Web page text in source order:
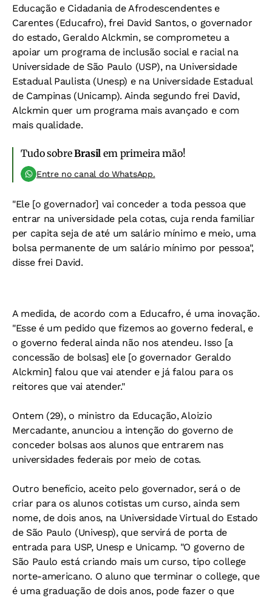
Educação e Cidadania de Afrodescendentes e
Carentes (Educafro), frei David Santos, o governador
do estado, Geraldo Alckmin, se comprometeu a
apoiar um programa de inclusão social e racial na
Universidade de São Paulo (USP), na Universidade
Estadual Paulista (Unesp) e na Universidade Estadual
de Campinas (Unicamp). Ainda segundo frei David,
Alckmin quer um programa mais avançado e com
mais qualidade.
Tudo sobreBrasil em primeira mão!
Entre no canal do WhatsApp.
"Ele [o governador] vai conceder a toda pessoa que
entrar na universidade pela cotas, cuja renda familiar
per capita seja de até um salário mínimo e meio, uma
bolsa permanente de um salário mínimo por pessoa",
disse frei David.
A medida, de acordo com a Educafro, é uma inovação.
"Esse é um pedido que fizemos ao governo federal, e
o governo federal ainda não nos atendeu. Isso [a
concessão de bolsas] ele [o governador Geraldo
Alckmin] falou que vai atender e já falou para os
reitores que vai atender."
Ontem (29), o ministro da Educação, Aloizio
Mercadante, anunciou a intenção do governo de
conceder bolsas aos alunos que entrarem nas
universidades federais por meio de cotas.
Outro benefício, aceito pelo governador, será o de
criar para os alunos cotistas um curso, ainda sem
nome, de dois anos, na Universidade Virtual do Estado
de São Paulo (Univesp), que servirá de porta de
entrada para USP, Unesp e Unicamp. "O governo de
São Paulo está criando mais um curso, tipo college
norte-americano. O aluno que terminar o college, que
é uma graduação de dois anos, pode fazer o que